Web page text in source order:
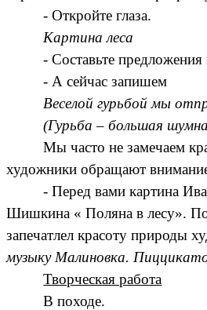
- Откройте глаза.
Картина леса
- Составьте
- А сейчас запишем
Веселой гурьбой мы
(Гурьба – большая
Мы часто не замечаем
художники обращают
- Перед вами картина
Шишкина « Поляна в лесу».
запечатлел красоту природы
музыку Малиновка.
Творческая работа
В походе.